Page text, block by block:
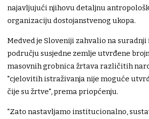
najavljujući njihovu detaljnu
organizaciju dostojanstvenog ukopa.
Medved je Sloveniji zahvalio na suradnji
području susjedne zemlje utvrđene
masovnih grobnica žrtava različitih
"cjelovitih istraživanja nije moguće
čije su žrtve", prema priopćenju.
"Zato nastavljamo institucionalno,